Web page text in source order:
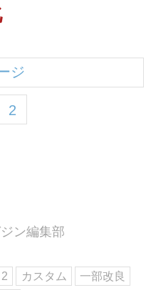
2
ジ
ン編集部
カスタム 一部改良